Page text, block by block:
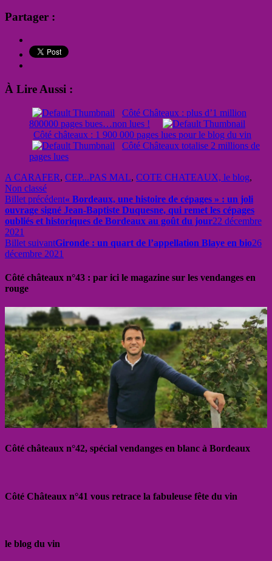
Partager :
À Lire Aussi :
Côté Châteaux : plus d’1 million
800000 pages bues…non lues !
Côté châteaux : 1 900 000 pages lues pour le blog du vin
Côté Châteaux totalise 2 millions de
pages lues
A CARAFER, CEP...PAS MAL, COTE CHATEAUX, le blog,
Non classé
Billet précédent« Bordeaux, une histoire de cépages » : un joli
ouvrage signé Jean-Baptiste Duquesne, qui remet les cépages
oubliés et historiques de Bordeaux au goût du jour22 décembre
2021
Billet suivantGironde : un quart de l’appellation Blaye en bio26
décembre 2021
Côté châteaux n°43 : par ici le magazine sur les vendanges en
rouge
Côté châteaux n°42, spécial vendanges en blanc à Bordeaux
Côté Châteaux n°41 vous retrace la fabuleuse fête du vin
le blog du vin